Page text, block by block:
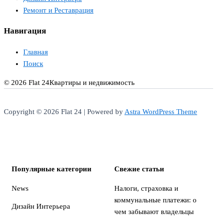
Ремонт и Реставрация
Навигация
Главная
Поиск
© 2026 Flat 24Квартиры и недвижимость
Copyright © 2026 Flat 24 | Powered by Astra WordPress Theme
Популярные категории
News
Дизайн Интерьера
Свежие статьи
Налоги, страховка и
коммунальные платежи: о
чем забывают владельцы